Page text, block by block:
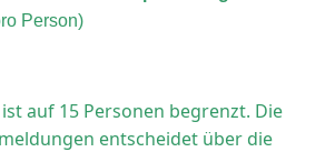
Person)
auf 15 Personen begrenzt. Die
entscheidet über die